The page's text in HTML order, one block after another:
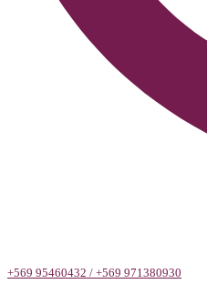
+569 95460432 / +569 971380930